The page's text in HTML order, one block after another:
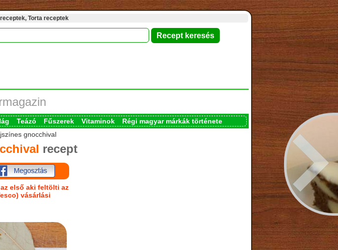
Torta receptek
Teázó Fűszerek Vitaminok
Régi magyar márkák története
gnocchival
recept
első aki feltölti az
vásárlási